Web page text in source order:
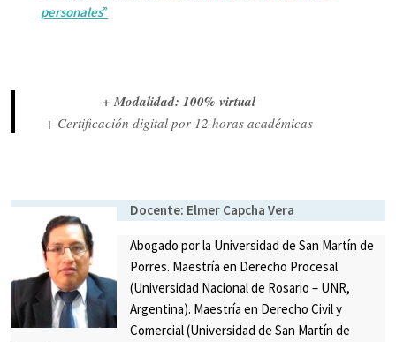
personales”
+ Modalidad: 100% virtual
+ Certificación digital por 12 horas académicas
Docente: Elmer Capcha Vera
Abogado por la Universidad de San Martín de
Porres. Maestría en Derecho Procesal
(Universidad Nacional de Rosario – UNR,
Argentina). Maestría en Derecho Civil y
Comercial (Universidad de San Martín de